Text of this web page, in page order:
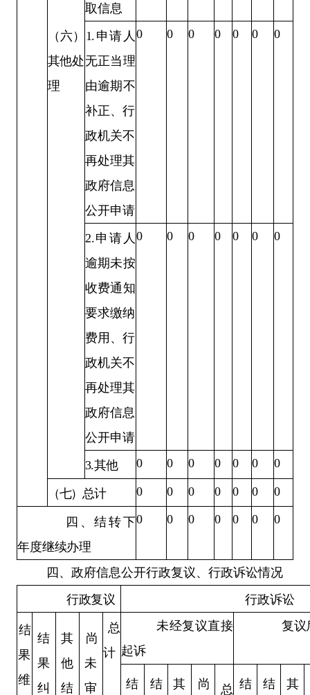
取信息
（六）
其他处
理
1. 申请人
无正当理
由逾期不
补正、行
政机关不
再处理其
政府信息
公开申请
0 0 0 0 0 0 0
2.申请人
逾期未按
收费通知
要求缴纳
费用、行
政机关不
再处理其
政府信息
公开申请
0 0 0 0 0 0 0
3.其他 0 0 0 0 0 0 0
（七）总计 0 0 0 0 0 0 0
四、结转下
年度继续办理
0 0 0 0 0 0 0
四、政府信息公开行政复议、行政诉讼情况
行政复议
行政诉讼
结
果
维
结
果
纠
其
他
结
尚
未
审
总
计
未经复议直接
起诉
复议
结 结 其 尚 总 结 结 其